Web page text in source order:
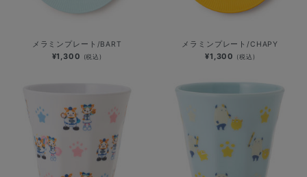
メラミンプレート/BART
¥1,300 (税込)
メラミンプレート/CHAPY
¥1,300 (税込)